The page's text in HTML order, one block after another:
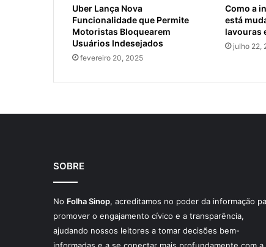
Uber Lança Nova
Funcionalidade que Permite
Motoristas Bloquearem
Usuários Indesejados
fevereiro 20, 2025
Como a
está
lavouras
julho 22,
SOBRE
No Folha Sinop, acreditamos no poder da informação
promover o engajamento cívico e a transparência,
ajudando nossos leitores a tomar decisões bem-
informadas e a se conectar mais profundamente com a